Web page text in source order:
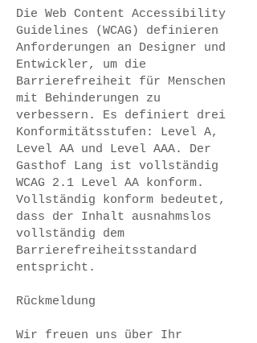
Die Web Content Accessibility
Guidelines (WCAG) definieren
Anforderungen an Designer und
Entwickler, um die
Barrierefreiheit für Menschen
mit Behinderungen zu
verbessern. Es definiert drei
Konformitätsstufen: Level A,
Level AA und Level AAA. Der
Gasthof Lang ist vollständig
WCAG 2.1 Level AA konform.
Vollständig konform bedeutet,
dass der Inhalt ausnahmslos
vollständig dem
Barrierefreiheitsstandard
entspricht.
Rückmeldung
Wir freuen uns über Ihr